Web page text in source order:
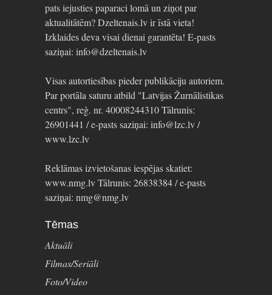
pats iejusties paparaci lomā un ziņot par
aktualitātēm? Dzeltenais.lv ir īstā vieta!
Izklaides deva visai dienai garantēta! E-pasts
saziņai: info@dzeltenais.lv
Visas autortiesības pieder publikāciju autoriem.
Par portāla saturu atbild "Latvijas Žurnālistikas
centrs", reģ. nr. 40008244310 Tālrunis:
26901441 / e-pasts saziņai: info@lzc.lv /
www.lzc.lv
Reklāmas izvietošanas iespējas skatiet:
www.nmg.lv Tālrunis: 26838384 / e-pasts
saziņai: nmg@nmg.lv
Tēmas
Aktuāli
Filmas/Seriāli
Foto/Video